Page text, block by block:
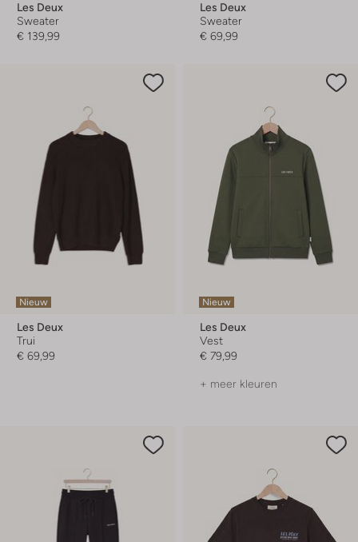
Les Deux
Sweater
€ 139,99
Les Deux
Sweater
€ 69,99
Nieuw
Les Deux
Trui
€ 69,99
Nieuw
Les Deux
Vest
€ 79,99
+ meer kleuren